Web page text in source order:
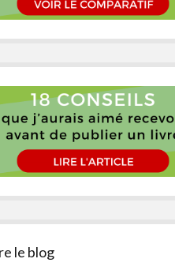
le blog